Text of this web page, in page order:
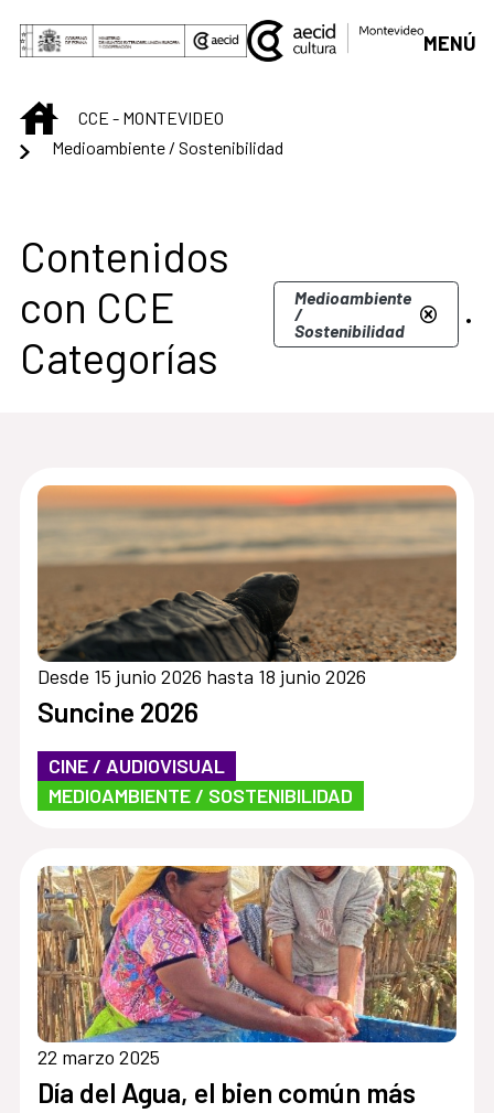
Saltar al contenido principal
MENÚ
INICIOCCE - MONTEVIDEO
Medioambiente / Sostenibilidad
Centro Cultural de
Contenidos
con CCE
Categorías
Medioambiente
/
Sostenibilidad .
Desde 15 junio 2026 hasta 18 junio 2026
Suncine 2026
CINE / AUDIOVISUAL
MEDIOAMBIENTE / SOSTENIBILIDAD
22 marzo 2025
Día del Agua, el bien común más